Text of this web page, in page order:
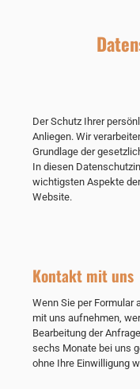
Der Schutz Ihrer
Anliegen. Wir
Grundlage der
In diesen
wichtigsten Aspekte
Website.
Kontakt mit uns
Wenn Sie per Formular
mit uns aufnehmen,
Bearbeitung der
sechs Monate bei uns
ohne Ihre Einwilligung